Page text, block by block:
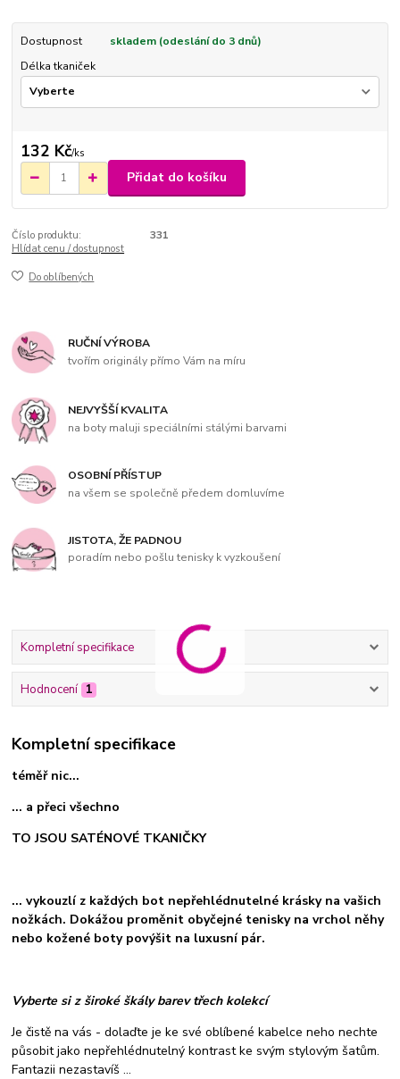
Dostupnost
skladem (odeslání do 3 dnů)
Délka tkaniček
132 Kč/ks
Přidat do košíku
Číslo produktu:
331
Hlídat cenu / dostupnost
Do oblíbených
RUČNÍ VÝROBA
tvořím originály přímo Vám na míru
NEJVYŠŠÍ KVALITA
na boty maluji speciálními stálými barvami
OSOBNÍ PŘÍSTUP
na všem se společně předem domluvíme
JISTOTA, ŽE PADNOU
poradím nebo pošlu tenisky k vyzkoušení
Kompletní specifikace
Hodnocení 1
Kompletní specifikace
téměř nic...
... a přeci všechno
TO JSOU SATÉNOVÉ TKANIČKY
... vykouzlí z každých bot nepřehlédnutelné krásky na vašich
nožkách. Dokážou proměnit obyčejné tenisky na vrchol něhy
nebo kožené boty povýšit na luxusní pár.
Vyberte si z široké škály barev třech kolekcí
Je čistě na vás - dolaďte je ke své oblíbené kabelce neho nechte
působit jako nepřehlédnutelný kontrast ke svým stylovým šatům.
Fantazii nezastavíš ...